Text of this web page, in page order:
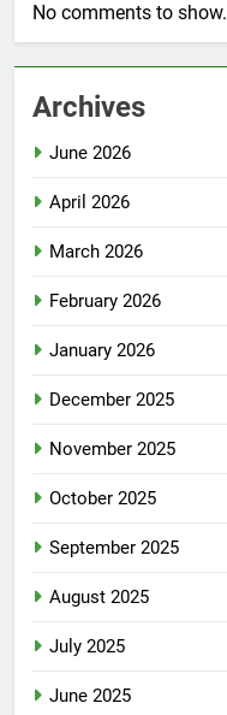
No comments to show.
Archives
June 2026
April 2026
March 2026
February 2026
January 2026
December 2025
November 2025
October 2025
September 2025
August 2025
July 2025
June 2025